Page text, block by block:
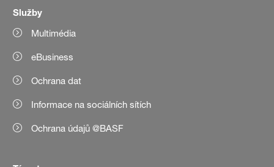
Služby
Multimédia
eBusiness
Ochrana dat
Informace na sociálních sítích
Ochrana údajů @BASF